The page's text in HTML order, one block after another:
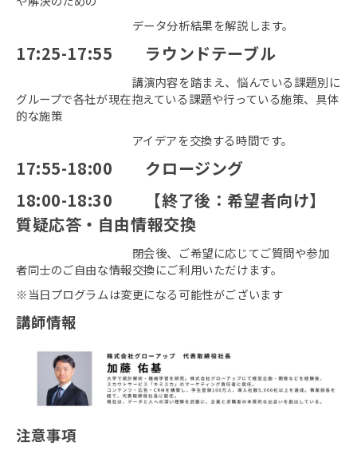
データ分析結果を解説します。
17:25-17:55 ラウンドテーブル
講演内容を踏まえ、悩んでいる課題別に
グループで各社が現在抱えている課題や行っている施策、具体
的な施策
アイデアを交換する時間です。
17:55-18:00 クロージング
18:00-18:30 【終了後：希望者向け】
質疑応答・自由情報交換
閉会後、ご希望に応じてご質問や参加
者同士のご自由な情報交換にご利用いただけます。
※当日プログラムは変更になる可能性がございます
講師情報
注意事項